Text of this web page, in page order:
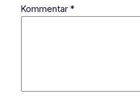
Kommentar *